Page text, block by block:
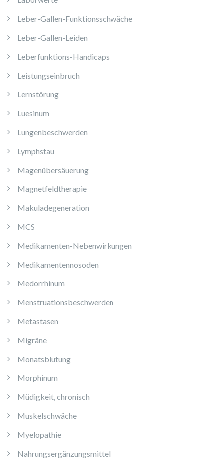
Leber-Gallen-Funktionsschwäche
Leber-Gallen-Leiden
Leberfunktions-Handicaps
Leistungseinbruch
Lernstörung
Luesinum
Lungenbeschwerden
Lymphstau
Magenübersäuerung
Magnetfeldtherapie
Makuladegeneration
MCS
Medikamenten-Nebenwirkungen
Medikamentennosoden
Medorrhinum
Menstruationsbeschwerden
Metastasen
Migräne
Monatsblutung
Morphinum
Müdigkeit, chronisch
Muskelschwäche
Myelopathie
Nahrungsergänzungsmittel